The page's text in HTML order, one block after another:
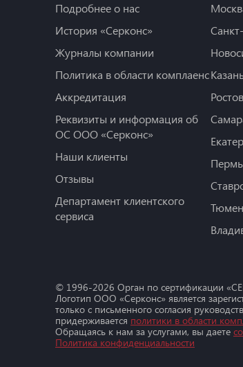
Подробнее о нас
История «Серконс»
Журналы компании
Политика в области комплаенс
Аккредитация
Реквизиты и информация об
ОС ООО «Серконс»
Наши клиенты
Отзывы
Департамент клиентского
сервиса
Пермь
© 1996-2026 Орган по сертификации
Логотип ООО «Серконс» является
только с письменного согласия
придерживается политики в области
Обращаясь к нам за услугами, вы даете
Политика конфиденциальности